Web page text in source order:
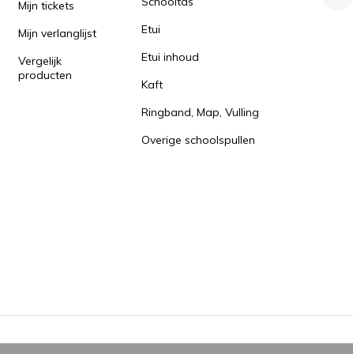
Mijn tickets
Mijn verlanglijst
Vergelijk
producten
Etui
Etui inhoud
Kaft
Ringband, Map, Vulling
Overige schoolspullen